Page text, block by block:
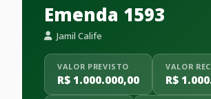
Emenda 1593
Jamil Calife
VALOR PREVISTO
R$ 1.000.000,00
VALOR
R$